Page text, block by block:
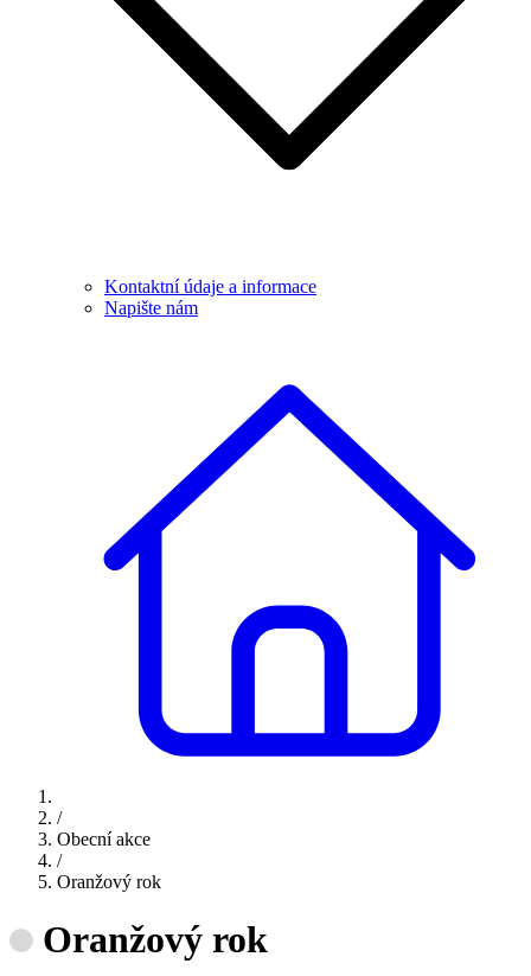
Kontaktní údaje a informace
Napište nám
/
Obecní akce
/
Oranžový rok
Oranžový rok